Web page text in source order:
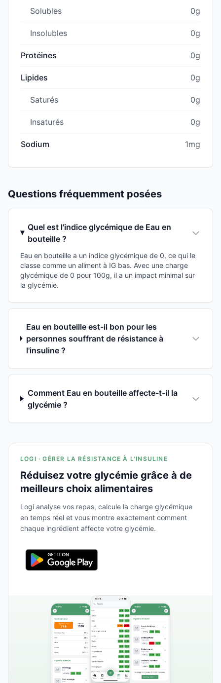
Solubles 0g
Insolubles 0g
Protéines 0g
Lipides 0g
Saturés 0g
Insaturés 0g
Sodium 1mg
Questions fréquemment posées
Quel est l'indice glycémique de Eau en
bouteille ?
Eau en bouteille a un indice glycémique de 0, ce qui le
classe comme un aliment à IG bas. Avec une charge
glycémique de 0 pour 100g, il a un impact minimal sur
la glycémie.
Eau en bouteille est-il bon pour les
personnes souffrant de résistance à
l'insuline ?
Comment Eau en bouteille affecte-t-il la
glycémie ?
LOGI · GÉRER LA RÉSISTANCE À L'INSULINE
Réduisez votre glycémie grâce à de
meilleurs choix alimentaires
Logi analyse vos repas, calcule la charge glycémique
en temps réel et vous montre exactement comment
chaque ingrédient affecte votre glycémie.